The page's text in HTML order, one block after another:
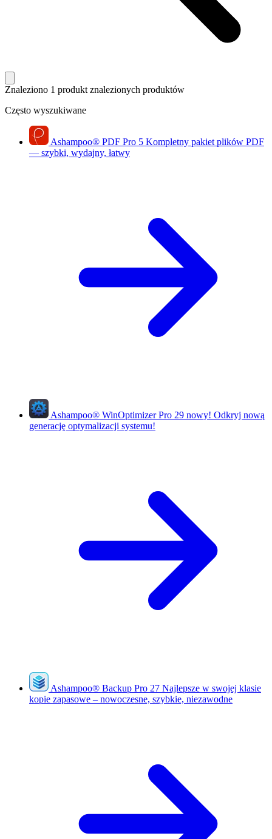
Znaleziono 1 produkt znalezionych produktów
Często wyszukiwane
Ashampoo® PDF Pro 5 Kompletny pakiet plików PDF
— szybki, wydajny, łatwy
Ashampoo® WinOptimizer Pro 29 nowy! Odkryj nową
generację optymalizacji systemu!
Ashampoo® Backup Pro 27 Najlepsze w swojej klasie
kopie zapasowe – nowoczesne, szybkie, niezawodne